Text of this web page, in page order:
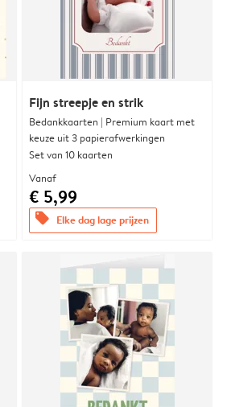
Fijn streepje en strik
Bedankkaarten | Premium kaart met
keuze uit 3 papierafwerkingen
Set van 10 kaarten
Vanaf
€ 5,99
offers Elke dag lage prijzen